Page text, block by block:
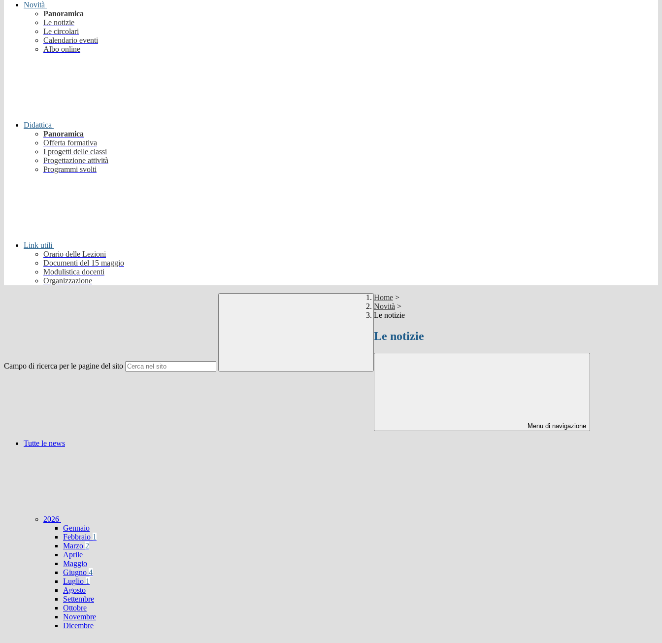
Novità
Panoramica
Le notizie
Le circolari
Calendario eventi
Albo online
Didattica
Panoramica
Offerta formativa
I progetti delle classi
Progettazione attività
Programmi svolti
Link utili
Orario delle Lezioni
Documenti del 15 maggio
Modulistica docenti
Organizzazione
Campo di ricerca per le pagine del sito
Home >
Novità >
Le notizie
Le notizie
Menu di navigazione
Tutte le news
2026
Gennaio
Febbraio 1
Marzo 2
Aprile
Maggio
Giugno 4
Luglio 1
Agosto
Settembre
Ottobre
Novembre
Dicembre